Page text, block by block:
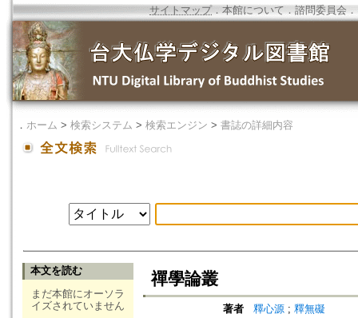
サイトマップ．本館について ． 諮問委員会 ．
． ホーム > 検索システム > 検索エンジン > 書誌の詳細内容
本文を読む
まだ本館にオーソラ
イズされていません
禪學論叢
著者 釋心源 ; 釋無礙